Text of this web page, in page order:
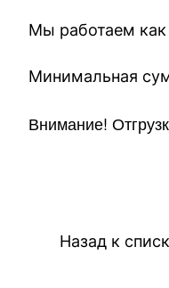
Мы работаем
Внимание! Отгр
Назад к